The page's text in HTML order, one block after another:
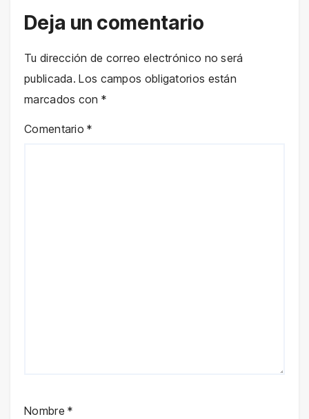
Deja un comentario
Tu dirección de correo electrónico no será
publicada. Los campos obligatorios están
marcados con *
Comentario*
Nombre*